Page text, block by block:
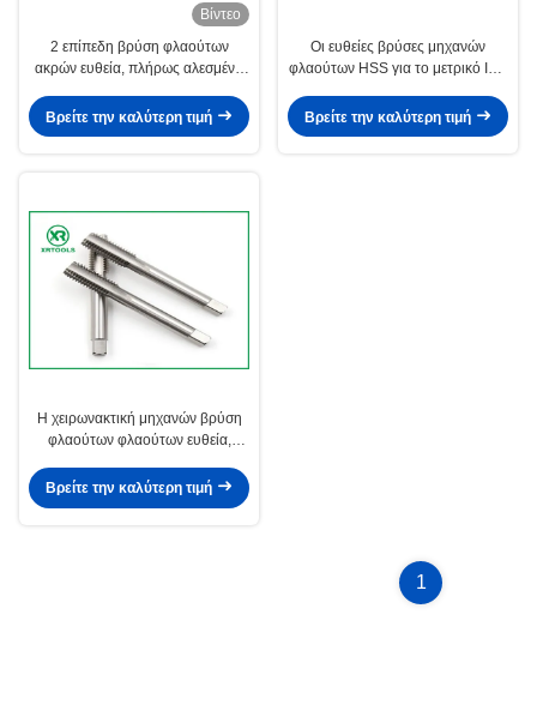
Βίντεο
2 επίπεδη βρύση φλαούτων
ακρών ευθεία, πλήρως αλεσμένα
σωλήνων
Βρείτε την καλύτερη τιμή
Οι ευθείες βρύσες μηχανών
φλαούτων HSS για το μετρικό ISO
λευκό επιφάνεια
Βρείτε την καλύτερη τιμή
Η χειρωνακτική μηχανών βρύση
φλαούτων φλαούτων ευθεία,
βουλωμάτων σπινθήρων νημάτων
Βρείτε την καλύτερη τιμή
1